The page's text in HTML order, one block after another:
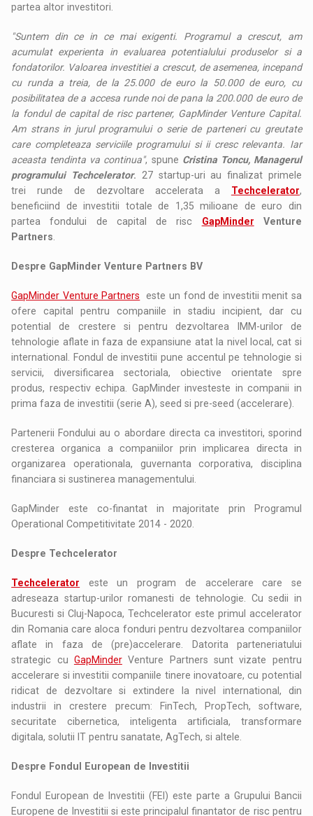
partea altor investitori.
"Suntem din ce in ce mai exigenti. Programul a crescut, am
acumulat experienta in evaluarea potentialului produselor si a
fondatorilor. Valoarea investitiei a crescut, de asemenea, incepand
cu runda a treia, de la 25.000 de euro la 50.000 de euro, cu
posibilitatea de a accesa runde noi de pana la 200.000 de euro de
la fondul de capital de risc partener, GapMinder Venture Capital.
Am strans in jurul programului o serie de parteneri cu greutate
care completeaza serviciile programului si ii cresc relevanta. Iar
aceasta tendinta va continua", spune Cristina Toncu, Managerul
programului Techcelerator. 27 startup-uri au finalizat primele
trei runde de dezvoltare accelerata a Techcelerator,
beneficiind de investitii totale de 1,35 milioane de euro din
partea fondului de capital de risc GapMinder Venture
Partners
Despre GapMinder Venture Partners BV
GapMinder Venture Partners este un fond de investitii menit sa
ofere capital pentru companiile in stadiu incipient, dar cu
potential de crestere si pentru dezvoltarea IMM-urilor de
tehnologie aflate in faza de expansiune atat la nivel local, cat si
international. Fondul de investitii pune accentul pe tehnologie si
servicii, diversificarea sectoriala, obiective orientate spre
produs, respectiv echipa. GapMinder investeste in companii in
prima faza de investitii (serie A), seed si pre-seed (accelerare).
Partenerii Fondului au o abordare directa ca investitori, sporind
cresterea organica a companiilor prin implicarea directa in
organizarea operationala, guvernanta corporativa, disciplina
financiara si sustinerea managementului.
GapMinder este co-finantat in majoritate prin Programul
Operational Competitivitate 2014 - 2020.
Despre Techcelerator
Techcelerator este un program de accelerare care se
adreseaza startup-urilor romanesti de tehnologie. Cu sedii in
Bucuresti si Cluj-Napoca, Techcelerator este primul accelerator
din Romania care aloca fonduri pentru dezvoltarea companiilor
aflate in faza de (pre)accelerare. Datorita parteneriatului
strategic cu GapMinderVenture Partners sunt vizate pentru
accelerare si investitii companiile tinere inovatoare, cu potential
ridicat de dezvoltare si extindere la nivel international, din
industrii in crestere precum: FinTech, PropTech, software,
securitate cibernetica, inteligenta artificiala, transformare
digitala, solutii IT pentru sanatate, AgTech, si altele.
Despre Fondul European de Investitii
Fondul European de Investitii (FEI) este parte a Grupului Bancii
Europene de Investitii si este principalul finantator de risc pentru